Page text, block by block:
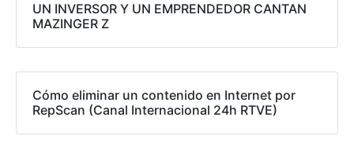
UN INVERSOR Y UN EMPRENDEDOR CANTAN
MAZINGER Z
Cómo eliminar un contenido en Internet por
RepScan (Canal Internacional 24h RTVE)